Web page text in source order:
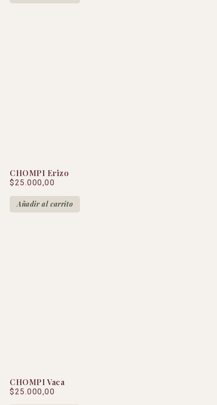
CHOMPI Erizo
$25.000,00
Añadir al carrito
CHOMPI Vaca
$25.000,00